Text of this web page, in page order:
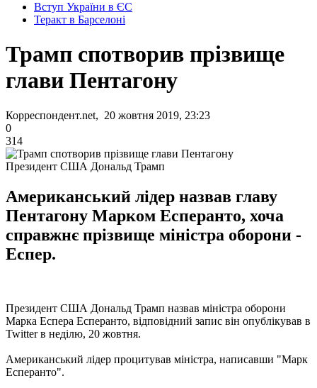
Вступ України в ЄС
Теракт в Барселоні
Трамп спотворив прізвище
глави Пентагону
Корреспондент.net, 20 жовтня 2019, 23:23
0
314
Президент США Дональд Трамп
Американський лідер назвав главу
Пентагону Марком Есперанто, хоча
справжнє прізвище міністра оборони -
Еспер.
Президент США Дональд Трамп назвав міністра оборони
Марка Еспера Есперанто, відповідний запис він опублікував в
Twitter в неділю, 20 жовтня.
Американський лідер процитував міністра, написавши "Марк
Есперанто".